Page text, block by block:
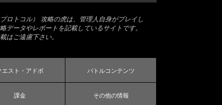
ロトコル） 攻略の虎は、管理人自身がプレイし
データやレポートを記載しているサイトです。
はご遠慮下さい。
エスト・アドボ バトルコンテンツ
課金 その他の情報